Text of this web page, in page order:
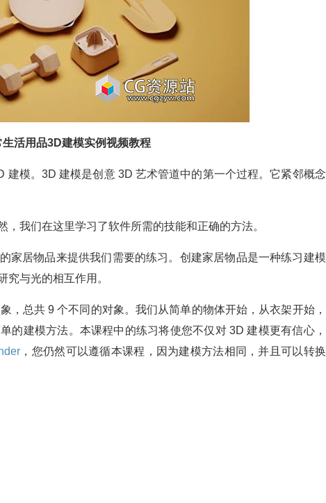
生活用品3D建模实例视频教程
建模。3D 建模是创意 3D 艺术管道中的第一个过程。它紧邻概念
我们在这里学习了软件所需的技能和正确的方法。
家居物品来提供我们需要的练习。创建家居物品是一种练习建模
究与光的相互作用。
，总共 9 个不同的对象。我们从简单的物体开始，从衣架开始，
的建模方法。本课程中的练习将使您不仅对 3D 建模更有信心，
，您仍然可以遵循本课程，因为建模方法相同，并且可以转换